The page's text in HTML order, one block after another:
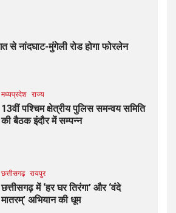
से नांदघाट-मुंगेली रोड होगा फोरलेन
मध्यप्रदेश राज्य
13वीं पश्चिम क्षेत्रीय पुलिस समन्वय समिति
की बैठक इंदौर में सम्पन्न
छत्तीसगढ़ रायपुर
छत्तीसगढ़ में ‘हर घर तिरंगा’ और ‘वंदे
मातरम्’ अभियान की धूम